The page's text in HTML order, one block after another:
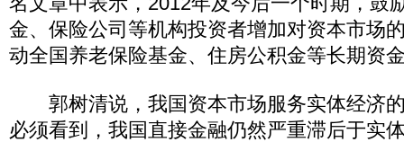
金、保险公司等机构投资者增加对资本市场
动全国养老保险基金、住房公积金等长期资
郭树清说，我国资本市场服务实体经济
必须看到，我国直接金融仍然严重滞后于实